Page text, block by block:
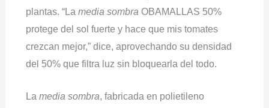
plantas. “La media sombra OBAMALLAS 50%
protege del sol fuerte y hace que mis tomates
crezcan mejor,” dice, aprovechando su densidad
del 50% que filtra luz sin bloquearla del todo.
La media sombra, fabricada en polietileno